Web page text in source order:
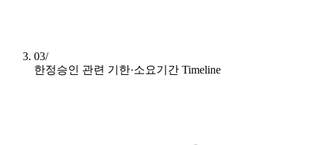
03/
한정승인 관련 기한·소요기간 Timeline